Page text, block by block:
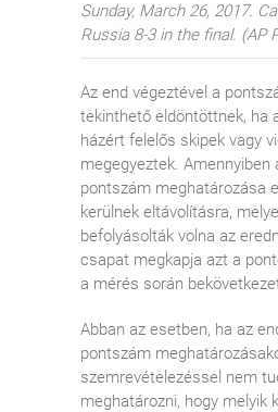
Sunday, March 26, 2017.
Russia 8-3 in the final. (AP
Az end végeztével a
tekinthető eldöntöttnek, ha
házért felelős skipek vagy
megegyeztek. Amennyiben
pontszám meghatározása
kerülnek eltávolításra,
befolyásolták volna az
csapat megkapja azt a
a mérés során
Abban az esetben, ha az
pontszám
szemrevételezéssel nem
meghatározni, hogy melyik